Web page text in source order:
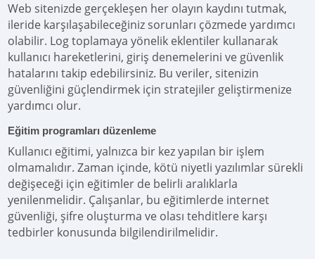
Web sitenizde gerçekleşen her olayın kaydını tutmak,
ileride karşılaşabileceğiniz sorunları çözmede yardımcı
olabilir. Log toplamaya yönelik eklentiler kullanarak
kullanıcı hareketlerini, giriş denemelerini ve güvenlik
hatalarını takip edebilirsiniz. Bu veriler, sitenizin
güvenliğini güçlendirmek için stratejiler geliştirmenize
yardımcı olur.
Eğitim programları düzenleme
Kullanıcı eğitimi, yalnızca bir kez yapılan bir işlem
olmamalıdır. Zaman içinde, kötü niyetli yazılımlar sürekli
değişeceği için eğitimler de belirli aralıklarla
yenilenmelidir. Çalışanlar, bu eğitimlerde internet
güvenliği, şifre oluşturma ve olası tehditlere karşı
tedbirler konusunda bilgilendirilmelidir.